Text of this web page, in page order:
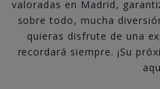
valoradas en Madrid,
sobre todo, mucha
quieras disfrute de una
recordará siempre. ¡Su